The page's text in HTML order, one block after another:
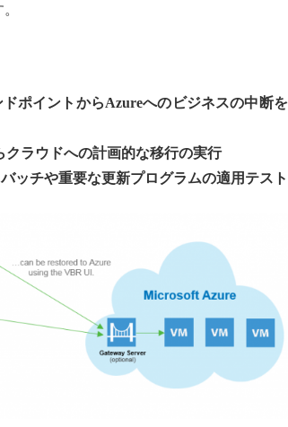
ポイントからAzureへのビジネスの中断
ラウドへの計画的な移行の実行
ッチや重要な更新プログラムの適用テスト